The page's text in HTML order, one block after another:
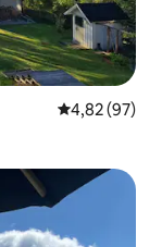
4,82 (97)